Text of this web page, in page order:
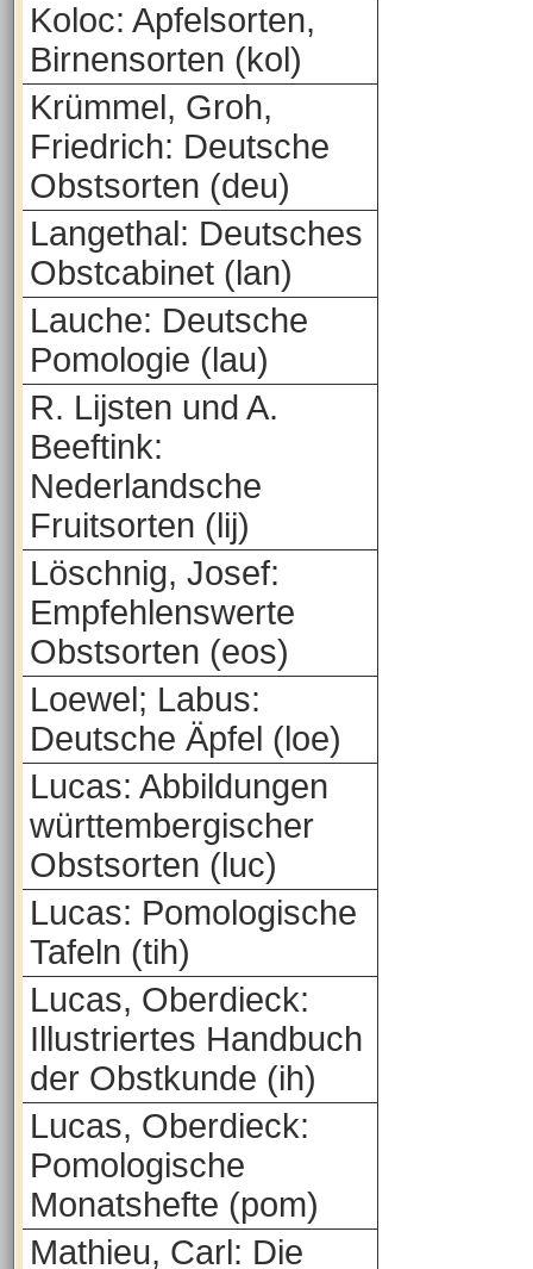
Koloc: Apfelsorten,
Birnensorten (kol)
Krümmel, Groh,
Friedrich: Deutsche
Obstsorten (deu)
Langethal: Deutsches
Obstcabinet (lan)
Lauche: Deutsche
Pomologie (lau)
R. Lijsten und A.
Beeftink:
Nederlandsche
Fruitsorten (lij)
Löschnig, Josef:
Empfehlenswerte
Obstsorten (eos)
Loewel; Labus:
Deutsche Äpfel (loe)
Lucas: Abbildungen
württembergischer
Obstsorten (luc)
Lucas: Pomologische
Tafeln (tih)
Lucas, Oberdieck:
Illustriertes Handbuch
der Obstkunde (ih)
Lucas, Oberdieck:
Pomologische
Monatshefte (pom)
Mathieu, Carl: Die